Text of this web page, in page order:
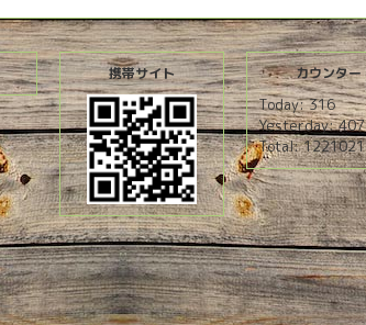
携帯サイト カウンター
Today:316
Yesterday:407
Total:1221021